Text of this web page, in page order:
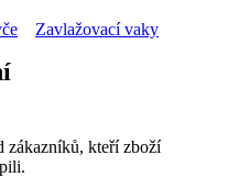
Zavlažovací vaky
zákazníků, kteří zboží